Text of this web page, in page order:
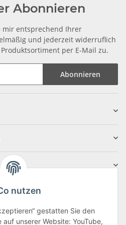
Abonnieren
mir entsprechend Ihrer
und jederzeit widerruflich
per E-Mail zu.
Abonnieren
nutzen
gestatten Sie den
unserer Website: YouTube,